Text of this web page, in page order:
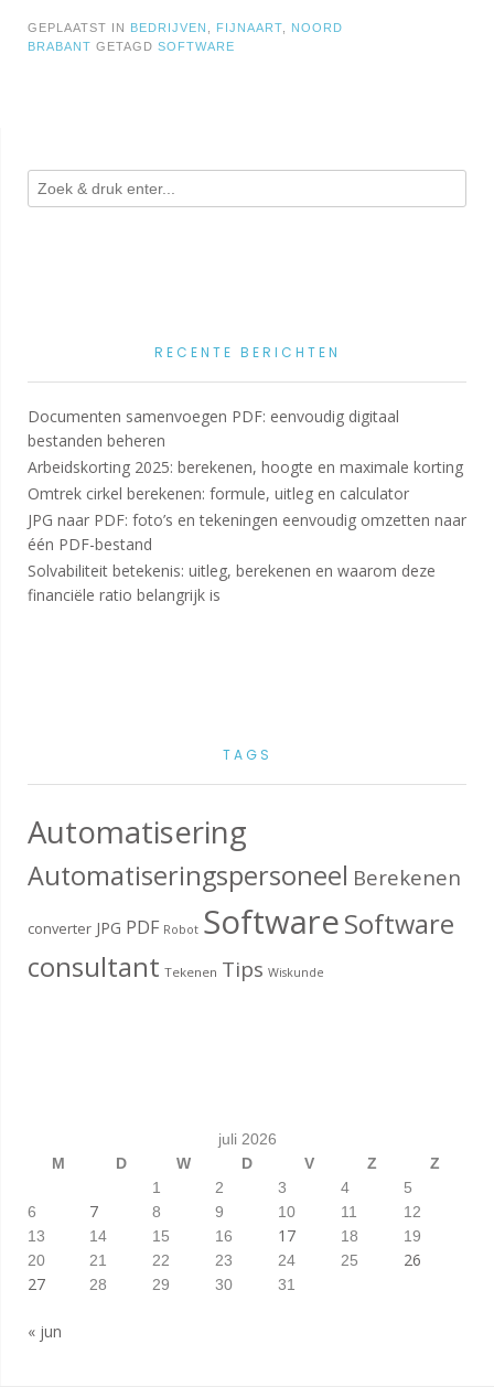
GEPLAATST IN BEDRIJVEN FIJNAART
NOORD
BRABANT GETAGD SOFTWARE
RECENTE BERICHTEN
Documenten samenvoegen PDF: eenvoudig digitaal
bestanden beheren
Arbeidskorting 2025: berekenen, hoogte en maximale korting
Omtrek cirkel berekenen: formule, uitleg en calculator
JPG naar PDF: foto’s en tekeningen eenvoudig omzetten naar
één PDF-bestand
Solvabiliteit betekenis: uitleg, berekenen en waarom deze
financiële ratio belangrijk is
TAGS
Automatisering
Automatiseringspersoneel Berekenen
converter JPG PDF Robot SoftwareSoftware
consultant Tekenen Tips Wiskunde
juli 2026
M
D W D V Z
Z
1
2 3 4
5
6
7 8 9 10 11
12
13
14 15 16 17 18
19
20
21 22 23 24 25
26
27
28 29 30 31
« jun